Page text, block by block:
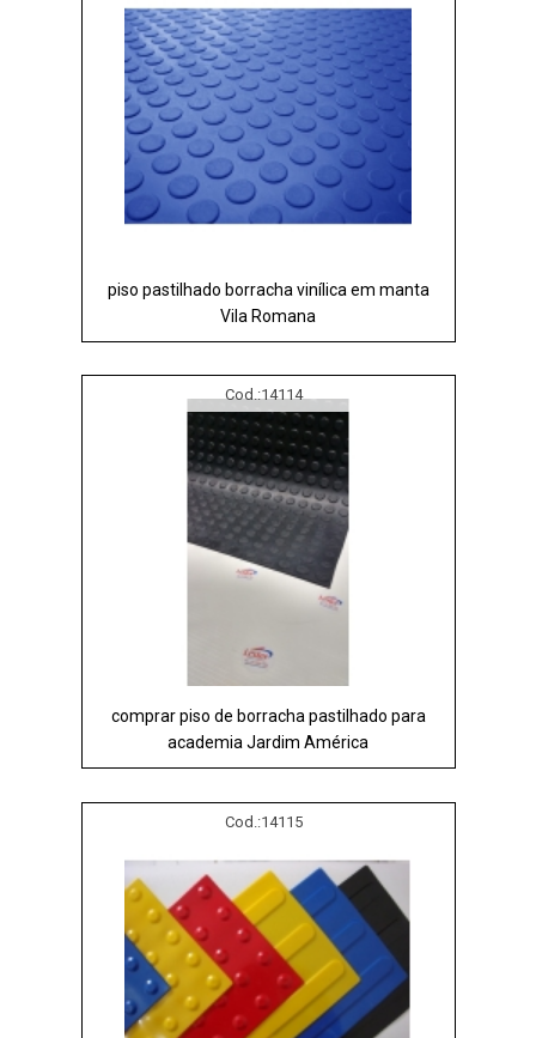
piso pastilhado borracha vinílica em manta
Vila Romana
Cod.:14114
comprar piso de borracha pastilhado para
academia Jardim América
Cod.:14115